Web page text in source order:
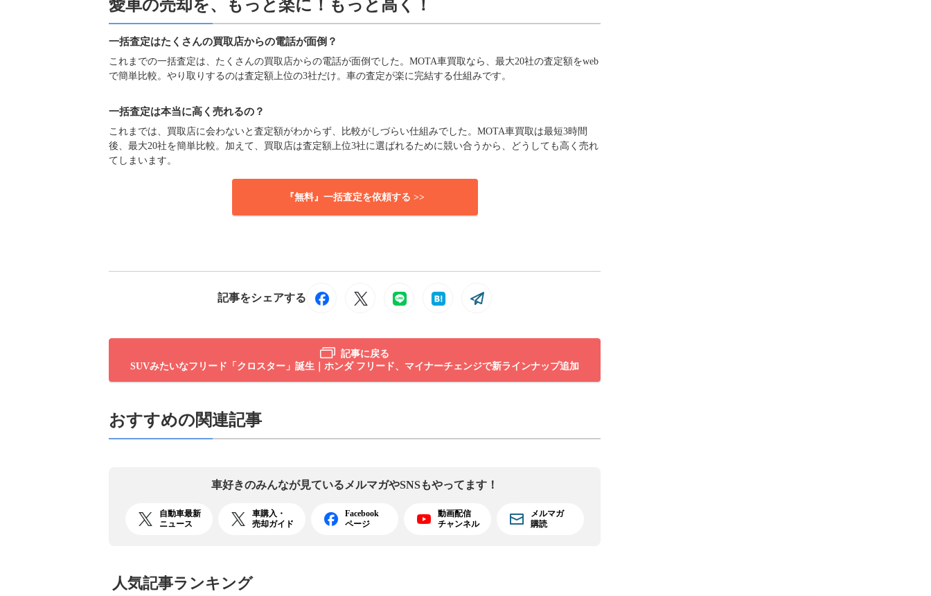
愛車の売却を、もっと楽に！もっと高く！
一括査定はたくさんの買取店からの電話が面倒？
これまでの一括査定は、たくさんの買取店からの電話が面倒でした。MOTA車買取なら、最大20社の査定額をweb
で簡単比較。やり取りするのは査定額上位の3社だけ。車の査定が楽に完結する仕組みです。
一括査定は本当に高く売れるの？
これまでは、買取店に会わないと査定額がわからず、比較がしづらい仕組みでした。MOTA車買取は最短3時間
後、最大20社を簡単比較。加えて、買取店は査定額上位3社に選ばれるために競い合うから、どうしても高く売れ
てしまいます。
『無料』一括査定を依頼する >>
記事をシェアする
記事に戻る
SUVみたいなフリード「クロスター」誕生｜ホンダ フリード、マイナーチェンジで新ラインナップ追加
おすすめの関連記事
車好きのみんなが見ている メルマガやSNSもやってます！
自動車最新
ニュース
車購入・
売却ガイド
Facebook
ページ
動画配信
チャンネル
メルマガ
購読
人気記事ランキング